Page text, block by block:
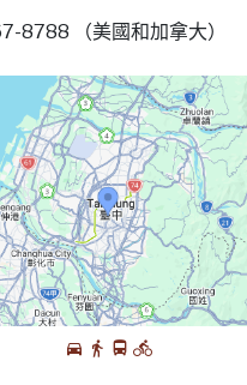
8788 （美國和加拿大）